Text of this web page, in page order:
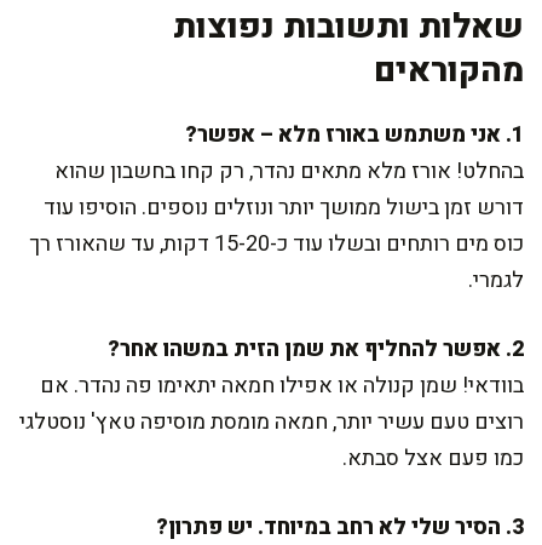
שאלות ותשובות נפוצות
מהקוראים
1. אני משתמש באורז מלא – אפשר?
בהחלט! אורז מלא מתאים נהדר, רק קחו בחשבון שהוא
דורש זמן בישול ממושך יותר ונוזלים נוספים. הוסיפו עוד
כוס מים רותחים ובשלו עוד כ-15-20 דקות, עד שהאורז רך
לגמרי.
2. אפשר להחליף את שמן הזית במשהו אחר?
בוודאי! שמן קנולה או אפילו חמאה יתאימו פה נהדר. אם
רוצים טעם עשיר יותר, חמאה מומסת מוסיפה טאץ' נוסטלגי
כמו פעם אצל סבתא.
3. הסיר שלי לא רחב במיוחד. יש פתרון?